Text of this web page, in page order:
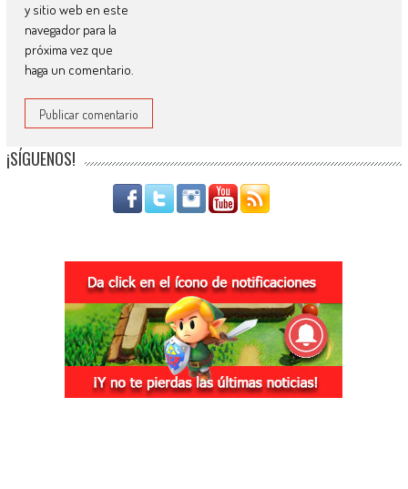
y sitio web en este
navegador para la
próxima vez que
haga un comentario.
¡SÍGUENOS!